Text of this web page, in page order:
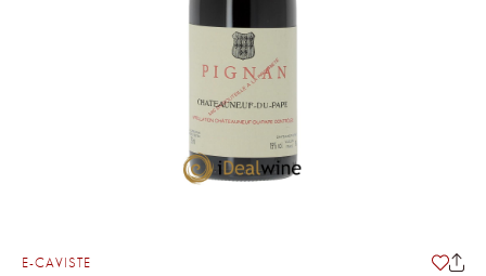
E-CAVISTE